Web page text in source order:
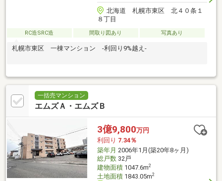
北海道 札幌市東区 北４０条１
８丁目
RC造SRC造 間取り図あり 写真あり
札幌市東区 一棟マンション -利回り9%越え-
一括売マンション
エムズＡ・エムズＢ
3億9,800万円
利回り 7.34％
築年月 2006年1月(築20年8ヶ月)
総戸数32戸
建物面積1047.6m2
土地面積1843.05m2